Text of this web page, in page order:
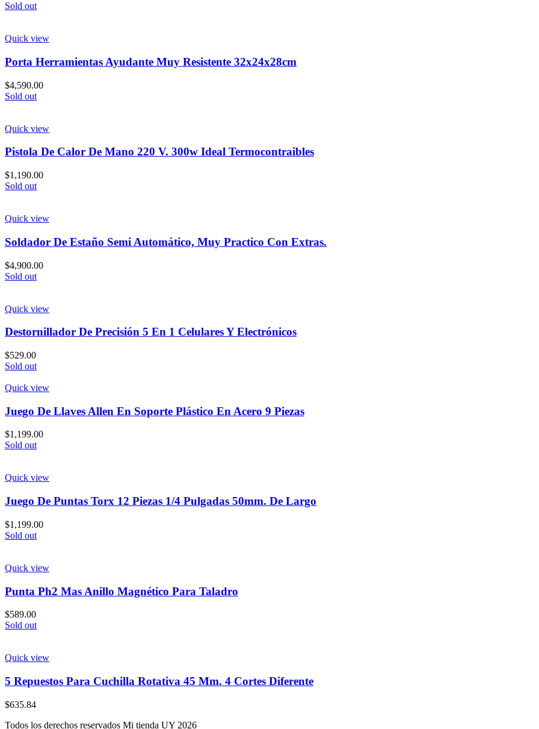
Sold out
Quick view
Porta Herramientas Ayudante Muy Resistente 32x24x28cm
$4,590.00
Sold out
Quick view
Pistola De Calor De Mano 220 V. 300w Ideal Termocontraibles
$1,190.00
Sold out
Quick view
Soldador De Estaño Semi Automático, Muy Practico Con Extras.
$4,900.00
Sold out
Quick view
Destornillador De Precisión 5 En 1 Celulares Y Electrónicos
$529.00
Sold out
Quick view
Juego De Llaves Allen En Soporte Plástico En Acero 9 Piezas
$1,199.00
Sold out
Quick view
Juego De Puntas Torx 12 Piezas 1/4 Pulgadas 50mm. De Largo
$1,199.00
Sold out
Quick view
Punta Ph2 Mas Anillo Magnético Para Taladro
$589.00
Sold out
Quick view
5 Repuestos Para Cuchilla Rotativa 45 Mm. 4 Cortes Diferente
$635.84
Todos los derechos reservados Mi tienda UY 2026